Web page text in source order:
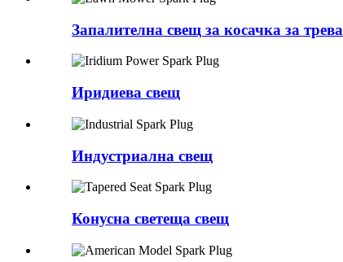
Запалителна свещ за косачка за трева
Иридиева свещ
Индустриална свещ
Конусна светеща свещ